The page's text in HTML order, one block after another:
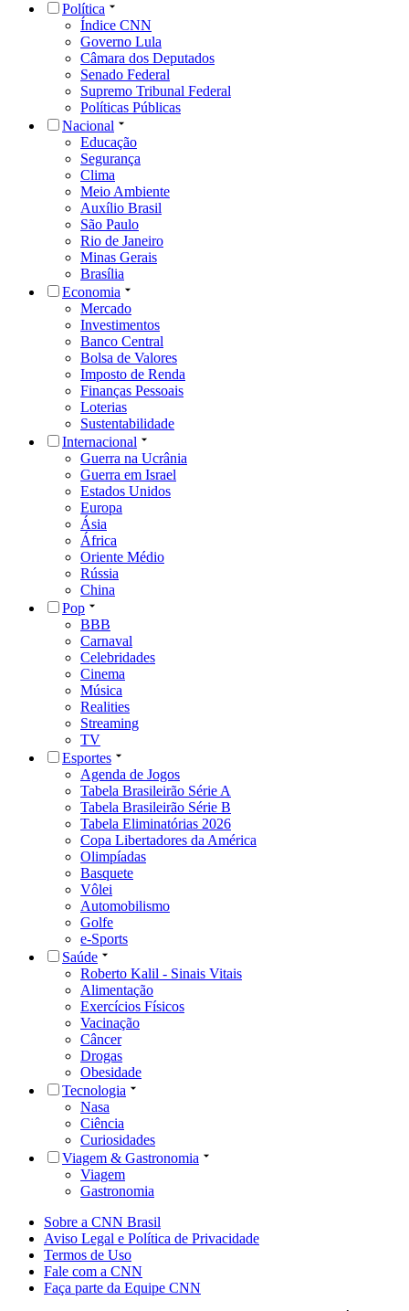
Política
Índice CNN
Governo Lula
Câmara dos Deputados
Senado Federal
Supremo Tribunal Federal
Políticas Públicas
Nacional
Educação
Segurança
Clima
Meio Ambiente
Auxílio Brasil
São Paulo
Rio de Janeiro
Minas Gerais
Brasília
Economia
Mercado
Investimentos
Banco Central
Bolsa de Valores
Imposto de Renda
Finanças Pessoais
Loterias
Sustentabilidade
Internacional
Guerra na Ucrânia
Guerra em Israel
Estados Unidos
Europa
Ásia
África
Oriente Médio
Rússia
China
Pop
BBB
Carnaval
Celebridades
Cinema
Música
Realities
Streaming
TV
Esportes
Agenda de Jogos
Tabela Brasileirão Série A
Tabela Brasileirão Série B
Tabela Eliminatórias 2026
Copa Libertadores da América
Olimpíadas
Basquete
Vôlei
Automobilismo
Golfe
e-Sports
Saúde
Roberto Kalil - Sinais Vitais
Alimentação
Exercícios Físicos
Vacinação
Câncer
Drogas
Obesidade
Tecnologia
Nasa
Ciência
Curiosidades
Viagem & Gastronomia
Viagem
Gastronomia
Sobre a CNN Brasil
Aviso Legal e Política de Privacidade
Termos de Uso
Fale com a CNN
Faça parte da Equipe CNN